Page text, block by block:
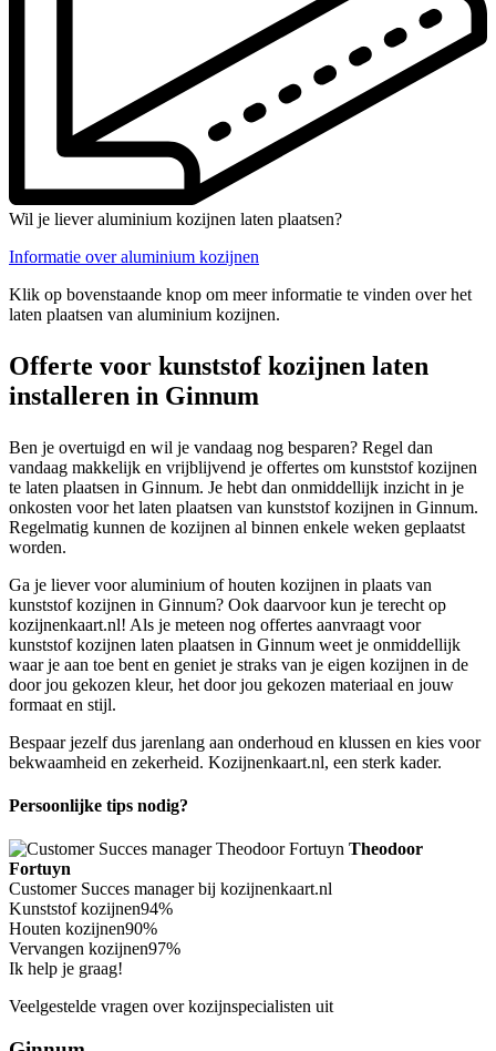
Wil je liever aluminium kozijnen laten plaatsen?
Informatie over aluminium kozijnen
Klik op bovenstaande knop om meer informatie te vinden over het
laten plaatsen van aluminium kozijnen.
Offerte voor kunststof kozijnen laten
installeren in Ginnum
Ben je overtuigd en wil je vandaag nog besparen? Regel dan
vandaag makkelijk en vrijblijvend je offertes om kunststof kozijnen
te laten plaatsen in Ginnum. Je hebt dan onmiddellijk inzicht in je
onkosten voor het laten plaatsen van kunststof kozijnen in Ginnum.
Regelmatig kunnen de kozijnen al binnen enkele weken geplaatst
worden.
Ga je liever voor aluminium of houten kozijnen in plaats van
kunststof kozijnen in Ginnum? Ook daarvoor kun je terecht op
kozijnenkaart.nl! Als je meteen nog offertes aanvraagt voor
kunststof kozijnen laten plaatsen in Ginnum weet je onmiddellijk
waar je aan toe bent en geniet je straks van je eigen kozijnen in de
door jou gekozen kleur, het door jou gekozen materiaal en jouw
formaat en stijl.
Bespaar jezelf dus jarenlang aan onderhoud en klussen en kies voor
bekwaamheid en zekerheid. Kozijnenkaart.nl, een sterk kader.
Persoonlijke tips nodig?
Theodoor
Fortuyn
Customer Succes manager bij kozijnenkaart.nl
Kunststof kozijnen94%
Houten kozijnen90%
Vervangen kozijnen97%
Ik help je graag!
Veelgestelde vragen over kozijnspecialisten uit